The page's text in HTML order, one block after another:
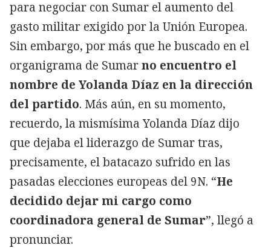
para negociar con Sumar el aumento del
gasto militar exigido por la Unión Europea.
Sin embargo, por más que he buscado en el
organigrama de Sumarno encuentro el
nombre de Yolanda Díaz en la dirección
del partido. Más aún, en su momento,
recuerdo, la mismísima Yolanda Díaz dijo
que dejaba el liderazgo de Sumar tras,
precisamente, el batacazo sufrido en las
pasadas elecciones europeas del 9N. “He
decidido dejar mi cargo como
coordinadora general de Sumar”, llegó a
pronunciar.